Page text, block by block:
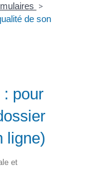
>
de son
pour
ligne)
et